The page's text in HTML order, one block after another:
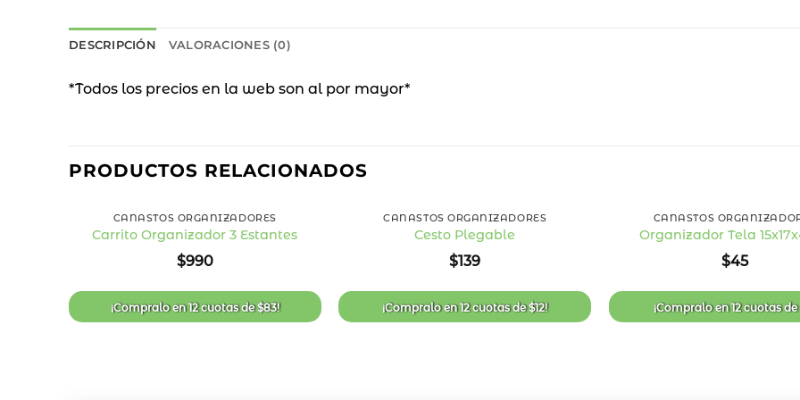
DESCRIPCIÓN VALORACIONES (0)
*Todos los precios en la web son al por mayor*
PRODUCTOS RELACIONADOS
de
deseos
CANASTOS ORGANIZADORES
Carrito Organizador 3 Estantes
$990
¡Compralo en12 cuotasde$83!
de
deseos
CANASTOS ORGANIZADORES
Cesto Plegable
$139
¡Compralo en12 cuotasde$12!
CANASTOS
Organizador Tela
$45
¡Compralo en12 cuotasde